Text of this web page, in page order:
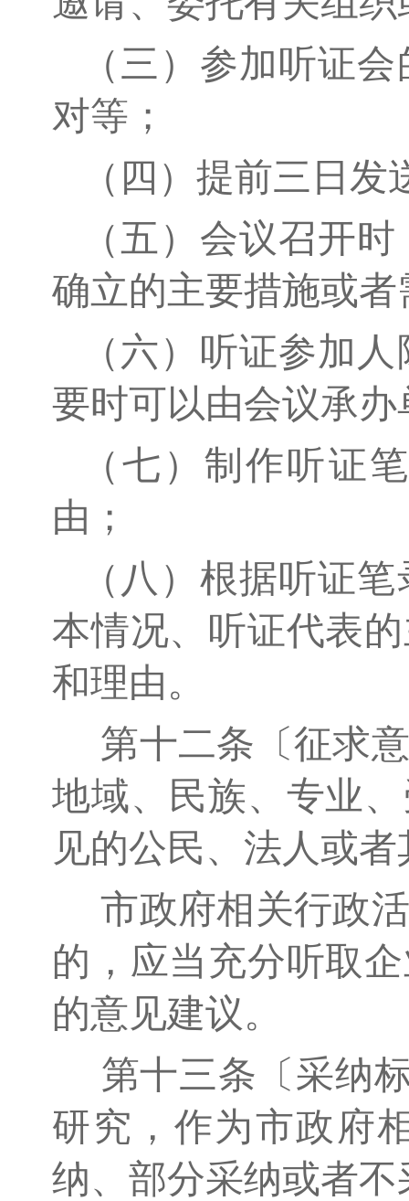
（三）参加听证
对等；
（四）提前三日
（五）会议召开
确立的主要措施或
（六）听证参加
要时可以由会议承
（七）制作听证
由；
（八）根据听证
本情况、听证代表
和理由。
第十二条〔征求
地域、民族、专业
见的公民、法人或
市政府相关行政
的，应当充分听取
的意见建议。
第十三条〔采纳
研究，作为市政府
纳、部分采纳或者